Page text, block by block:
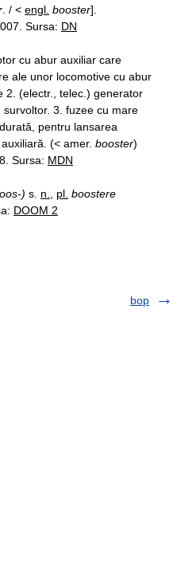
. / < engl. booster].
Sursa: DN
cu abur auxiliar care
ale unor locomotive cu abur
2. (electr., telec.) generator
3. fuzee cu mare
pentru lansarea
(< amer. booster)
Sursa: MDN
) s. n. pl. boostere
DOOM 2
bop